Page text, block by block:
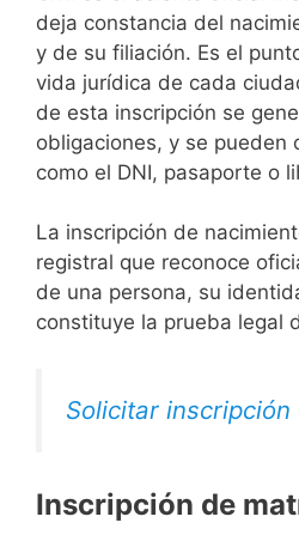
deja constancia del
y de su filiación. Es el
vida jurídica de cada
de esta inscripción se
obligaciones, y se pueden
como el DNI, pasaporte o
La inscripción de
registral que reconoce
de una persona, su
constituye la prueba legal
Solicitar
Inscripción de